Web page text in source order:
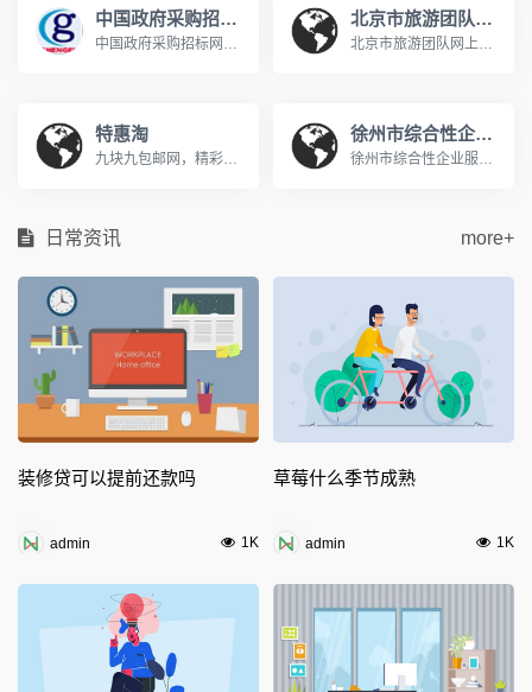
中国政府采购招标网
中国政府采购招标网是在有关国家部门和权威专家的指导下，国内专门从事招标和采购的网络体系，网站发布国家发改委、财政部、商务部、建设部、交通部等部委,中国政府采购招标网是中国采购招标领域的最佳资讯和交易网站.www.chinabidding.org.cn
北京市旅游团队网上预约系统
北京市旅游团队网上预约系统http://zxyy.bjta.gov.cn/进行天安门广场/秦皇岛/北戴河/南戴河的团队预约在《北京市旅游团队电子行程单系统》中进行。 通过快速通道进入天安门广场/秦皇岛地区的旅游团队必须提前进行网上预约。技术支持电话010-65696938 在线服务QQ群：141161814或345346333。
特惠淘
九块九包邮网，精彩选购，天天特价，QQ空间用户最喜爱的购物分享网站www.hemei001.com
徐州市综合性企业服务平台
徐州市综合性企业服务云平台充分利用“互联网+政务服务”技术体系优势，以企业需求为向导，通过门户网站、APP、微信公众号及线下等渠道，市、县两级联动，线上与线下信息融合，涉企职能部门联动，整合社会各方服务资源，一个平台集成政策服务，一站式兜底解决企业诉求，一套机制全过程监督评估政策服务，实现企业投诉有门，政策申请有方，寻找专业服务有效，政策评估有支撑，形成从受理企业反映投诉到问题交办督办，再到办理结果通报反馈的“工作闭环”，确保“件件有着落、事事有回音”；持续提升企业政策获得感和满意度。
日常资讯 more+
装修贷可以提前还款吗
admin 1K
草莓什么季节成熟
admin 1K